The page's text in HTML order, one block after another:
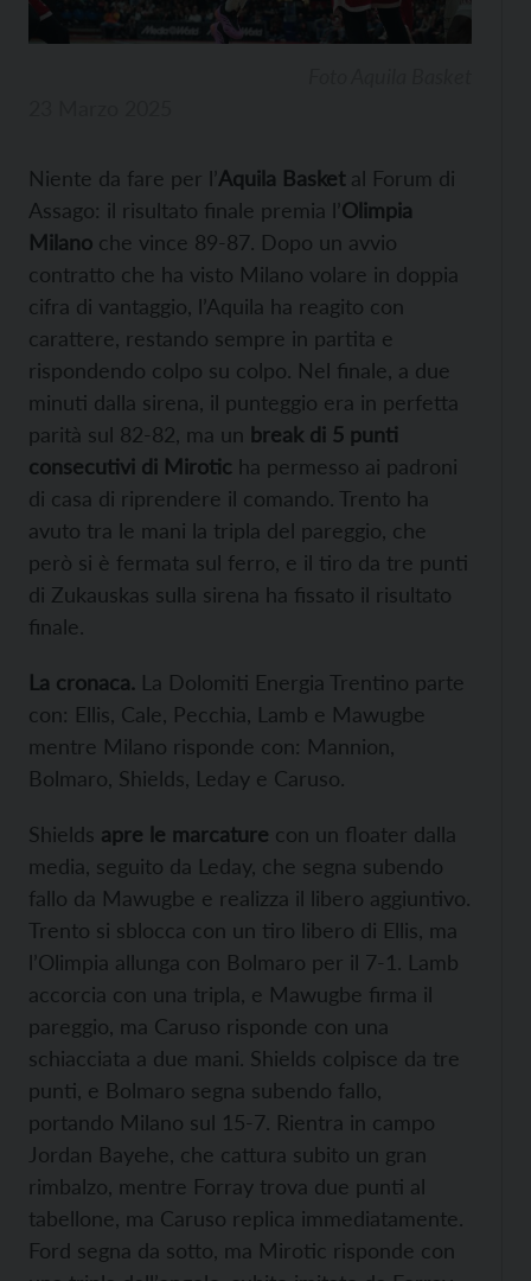
Niente da fare per l’Aquila Basketal Forum di
Assago: il risultato finale premia l’Olimpia
Milano che vince 89-87. Dopo un avvio
contratto che ha visto Milano volare in doppia
cifra di vantaggio, l’Aquila ha reagito con
carattere, restando sempre in partita e
rispondendo colpo su colpo. Nel finale, a due
minuti dalla sirena, il punteggio era in perfetta
parità sul 82-82, ma un break di 5 punti
consecutivi di Mirotic ha permesso ai padroni
di casa di riprendere il comando. Trento ha
avuto tra le mani la tripla del pareggio, che
però si è fermata sul ferro, e il tiro da tre punti
di Zukauskas sulla sirena ha fissato il risultato
finale.
La cronaca. La Dolomiti Energia Trentino parte
con: Ellis, Cale, Pecchia, Lamb e Mawugbe
mentre Milano risponde con: Mannion,
Bolmaro, Shields, Leday e Caruso.
Shields apre le marcature con un floater dalla
media, seguito da Leday, che segna subendo
fallo da Mawugbe e realizza il libero aggiuntivo.
Trento si sblocca con un tiro libero di Ellis, ma
l’Olimpia allunga con Bolmaro per il 7-1. Lamb
accorcia con una tripla, e Mawugbe firma il
pareggio, ma Caruso risponde con una
schiacciata a due mani. Shields colpisce da tre
punti, e Bolmaro segna subendo fallo,
portando Milano sul 15-7. Rientra in campo
Jordan Bayehe, che cattura subito un gran
rimbalzo, mentre Forray trova due punti al
tabellone, ma Caruso replica immediatamente.
Ford segna da sotto, ma Mirotic risponde con